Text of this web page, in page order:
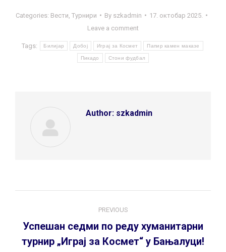
Categories: Вести Турнири By szkadmin
17. октобар 2025.
Leave a comment
Tags: Билијар Добој Играј за Космет Папир камен маказе
Пикадо Стони фудбал
Author: szkadmin
navigation
PREVIOUS
Previous
post:
Успешан седми по реду хуманитарни
турнир „Играј за Космет“ у Бањалуци!